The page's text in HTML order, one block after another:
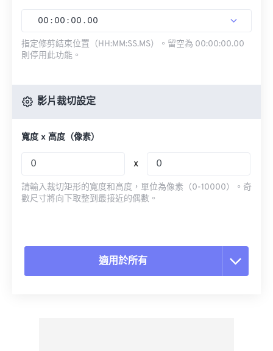
00 : 00 : 00 . 00
指定修剪結束位置（HH:MM:SS.MS）。留空為 00:00:00.00
則停用此功能。
影片裁切設定
寬度 x 高度（像素）
x
請輸入裁切矩形的寬度和高度，單位為像素（0-10000）。奇
數尺寸將向下取整到最接近的偶數。
適用於所有